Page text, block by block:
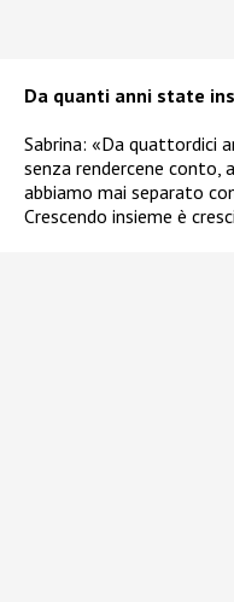
Da quanti anni state
Sabrina: «Da quattordici
senza rendercene conto,
abbiamo mai separato
Crescendo insieme è